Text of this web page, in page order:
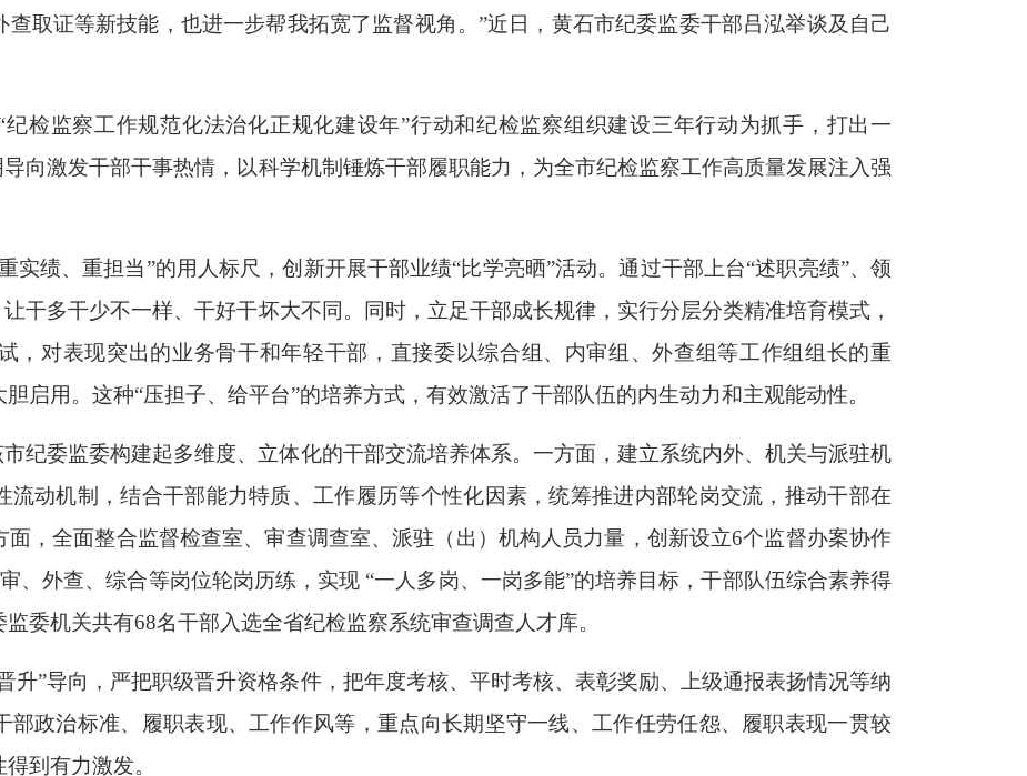
取证等新技能，也进一步帮我拓宽了监督视角。”近日，黄石市纪委监委干部吕泓举谈及自己
检监察工作规范化法治化正规化建设年”行动和纪检监察组织建设三年行动为抓手，打出一
向激发干部干事热情，以科学机制锤炼干部履职能力，为全市纪检监察工作高质量发展注入强
实绩、重担当”的用人标尺，创新开展干部业绩“比学亮晒”活动。通过干部上台“述职亮绩”、领
干多干少不一样、干好干坏大不同。同时，立足干部成长规律，实行分层分类精准培育模式，
，对表现突出的业务骨干和年轻干部，直接委以综合组、内审组、外查组等工作组组长的重
启用。这种“压担子、给平台”的培养方式，有效激活了干部队伍的内生动力和主观能动性。
纪委监委构建起多维度、立体化的干部交流培养体系。一方面，建立系统内外、机关与派驻机
流动机制，结合干部能力特质、工作履历等个性化因素，统筹推进内部轮岗交流，推动干部在
，全面整合监督检查室、审查调查室、派驻（出）机构人员力量，创新设立6个监督办案协作
、外查、综合等岗位轮岗历练，实现 “一人多岗、一岗多能”的培养目标，干部队伍综合素养得
委机关共有68名干部入选全省纪检监察系统审查调查人才库。
升”导向，严把职级晋升资格条件，把年度考核、平时考核、表彰奖励、上级通报表扬情况等纳
部政治标准、履职表现、工作作风等，重点向长期坚守一线、工作任劳任怨、履职表现一贯较
到有力激发。